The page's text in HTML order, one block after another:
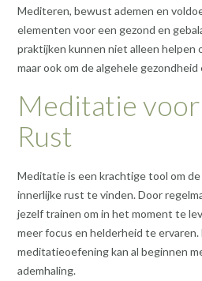
Mediteren, bewust ademen en
elementen voor een gezond en
praktijken kunnen niet alleen helpen
maar ook om de algehele
Meditatie
Rust
Meditatie is een krachtige tool om
innerlijke rust te vinden. Door
jezelf trainen om in het moment te
meer focus en helderheid te ervaren.
meditatieoefening kan al beginnen
ademhaling.